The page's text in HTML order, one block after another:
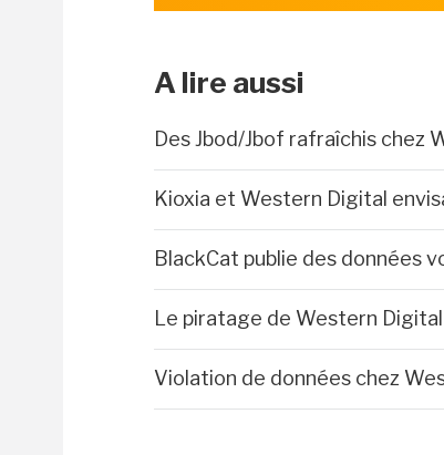
A lire aussi
Des Jbod/Jbof rafraîchis chez
Kioxia et Western Digital
BlackCat publie des données
Le piratage de Western
Violation de données chez